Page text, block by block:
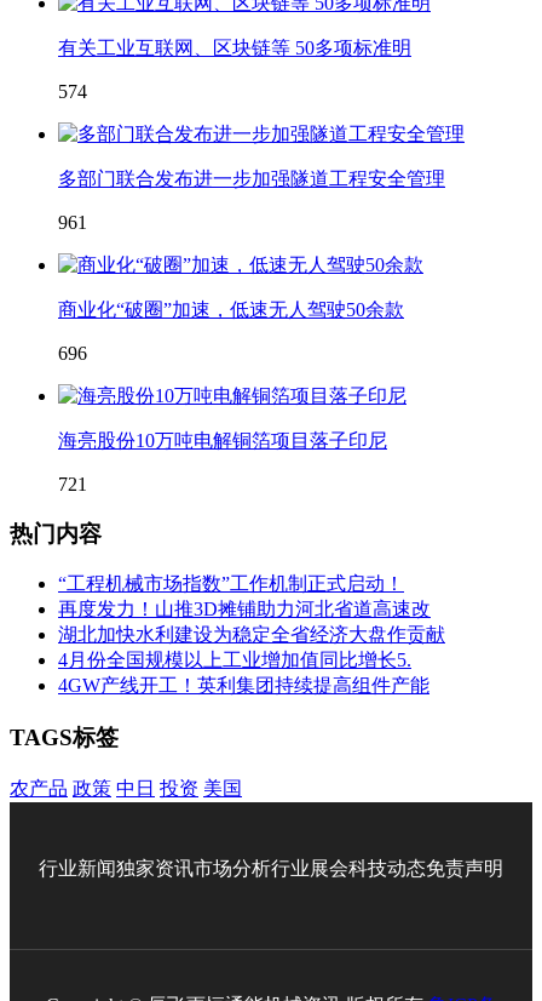
有关工业互联网、区块链等 50多项标准明
574
多部门联合发布进一步加强隧道工程安全管理
961
商业化“破圈”加速，低速无人驾驶50余款
696
海亮股份10万吨电解铜箔项目落子印尼
721
热门内容
“工程机械市场指数”工作机制正式启动！
再度发力！山推3D摊铺助力河北省道高速改
湖北加快水利建设为稳定全省经济大盘作贡献
4月份全国规模以上工业增加值同比增长5.
4GW产线开工！英利集团持续提高组件产能
TAGS标签
农产品 政策 中日 投资 美国
行业新闻独家资讯市场分析行业展会科技动态免责声明